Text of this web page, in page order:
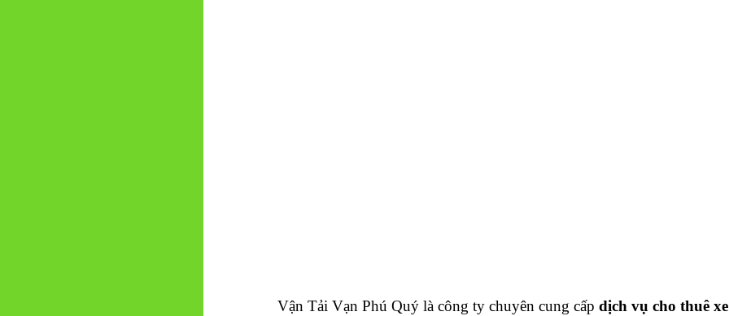
Vận Tải Vạn Phú Quý là công ty chuyên cung cấp dịch vụ cho thuê xe